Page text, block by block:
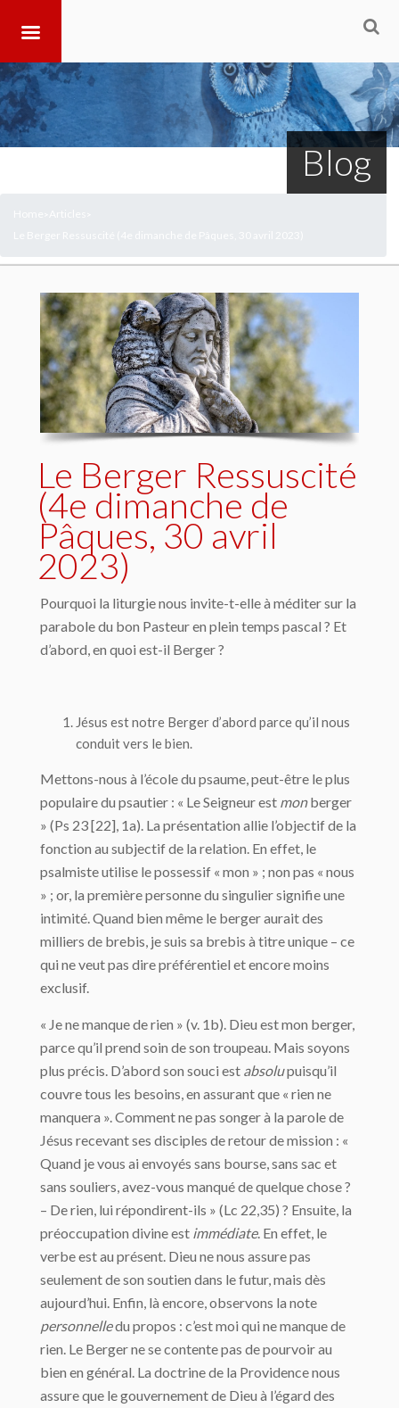
Blog
Le Berger Ressuscité
(4e dimanche de
Pâques, 30 avril
2023)
Pourquoi la liturgie nous invite-t-elle à méditer sur la
parabole du bon Pasteur en plein temps pascal ? Et
d’abord, en quoi est-il Berger ?
Jésus est notre Berger d’abord parce qu’il nous
conduit vers lebien.
Mettons-nous à l’école du psaume, peut-être le plus
populaire du psautier : « Le Seigneur est monberger
» (Ps 23 [22], 1a). La présentation allie l’objectif de la
fonction au subjectif de la relation. En effet, le
psalmiste utilise le possessif « mon » ; non pas « nous
» ; or, la première personne du singulier signifie une
intimité. Quand bien même le berger aurait des
milliers de brebis, je suis sa brebis à titre unique – ce
qui ne veut pas dire préférentiel et encore moins
exclusif.
« Je ne manque de rien » (v. 1b). Dieu est mon berger,
parce qu’il prend soin de son troupeau. Mais soyons
plus précis. D’abord son souci est absolupuisqu’il
couvre tous les besoins, en assurant que « rien ne
manquera ». Comment ne pas songer à la parole de
Jésus recevant ses disciples de retour de mission : «
Quand je vous ai envoyés sans bourse, sans sac et
sans souliers, avez-vous manqué de quelque chose ?
– De rien, lui répondirent-ils » (Lc 22,35) ? Ensuite, la
préoccupation divine est immédiate. En effet, le
verbe est au présent. Dieu ne nous assure pas
seulement de son soutien dans le futur, mais dès
aujourd’hui. Enfin, là encore, observons la note
personnelledu propos : c’est moi qui ne manque de
rien. Le Berger ne se contente pas de pourvoir au
bien en général. La doctrine de la Providence nous
assure que le gouvernement de Dieu à l’égard des